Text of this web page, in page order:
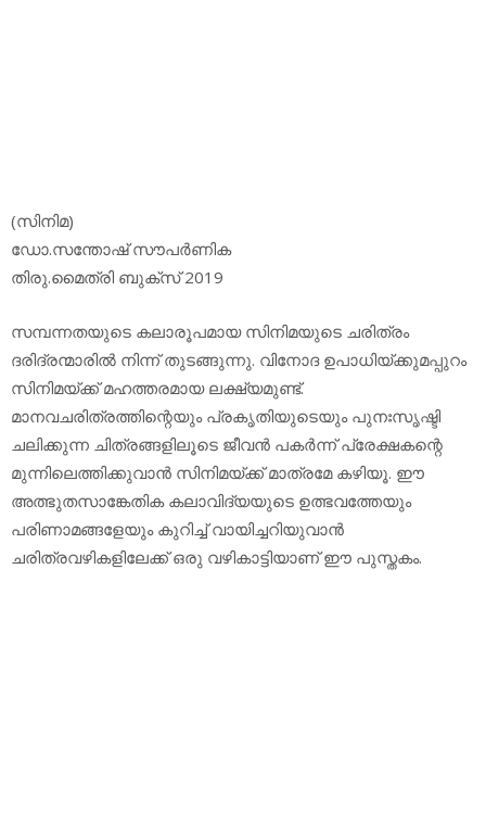
(സിനിമ)
ഡോ.സന്തോഷ് സൗപര്‍ണിക
തിരു.മൈത്രി ബുക്‌സ് 2019
സമ്പന്നതയുടെ കലാരൂപമായ സിനിമയുടെ ചരിത്രം
ദരിദ്രന്മാരില്‍ നിന്ന് തുടങ്ങുന്നു. വിനോദ ഉപാധിയ്ക്കുമപ്പുറം
സിനിമയ്ക്ക് മഹത്തരമായ ലക്ഷ്യമുണ്ട്.
മാനവചരിത്രത്തിന്റെയും പ്രകൃതിയുടെയും പുനഃസൃഷ്ടി
ചലിക്കുന്ന ചിത്രങ്ങളിലൂടെ ജീവന്‍ പകര്‍ന്ന് പ്രേക്ഷകന്റെ
മുന്നിലെത്തിക്കുവാന്‍ സിനിമയ്ക്ക് മാത്രമേ കഴിയൂ. ഈ
അത്ഭുതസാങ്കേതിക കലാവിദ്യയുടെ ഉത്ഭവത്തേയും
പരിണാമങ്ങളേയും കുറിച്ച് വായിച്ചറിയുവാന്‍
ചരിത്രവഴികളിലേക്ക് ഒരു വഴികാട്ടിയാണ് ഈ പുസ്തകം.